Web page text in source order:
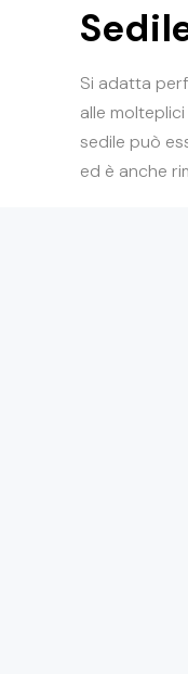
Si adatta
alle
sedile può
ed è anche